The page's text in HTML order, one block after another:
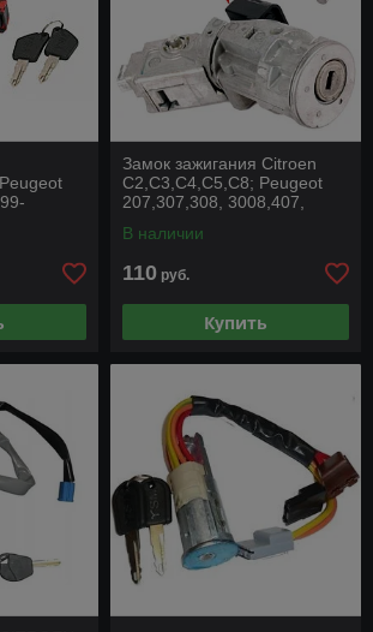
Замок зажигания Citroen
C2,C3,C4,C5,C8; Peugeot
207,307,308, 3008,407,
В наличии
110 руб.
Купить